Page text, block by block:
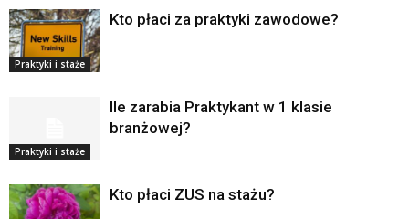
Praktyki i staże
Kto płaci za praktyki zawodowe?
Praktyki i staże
Ile zarabia Praktykant w 1 klasie
branżowej?
Kto płaci ZUS na stażu?